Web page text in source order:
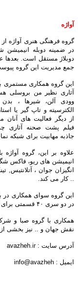
آواژه
در ضمینه دوبله انیمیشن
دوبلاژ مستقل است. بعدها
جمع مدیریت این گروه
این گروه همکاری مستمری
آثاری نظیر من بروسلی
وودی آلن، شیرها ، بدن
الکترسیته و تاپ گیر یا
از دیگر فعالیت های آنان
فیلم پشت صحنه آثاری
جاذبه مهابیت برای شبکه
علاوه بر این، گروه آواژه
انیمیشن های ریو، فاکس
انگیزان جوان ، آتلانتیس,
.. کار می کند.
این گروه سوای همکاری در
در دو سری ۴۰ قسمتی برای این شبکه دوبله کرده است.
همکاری با گروه صبا و
نقش جهان و .. نیز بخشی از
آدرس سایت : avazheh.ir
ایمیل : info@avazheh